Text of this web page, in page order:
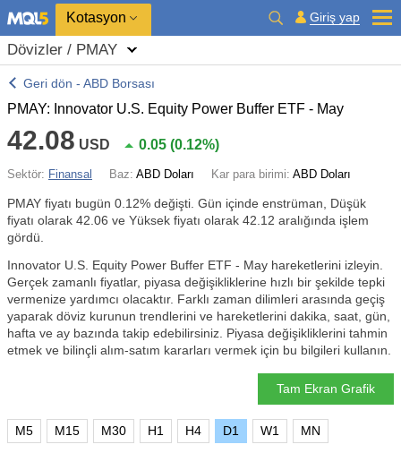
Kotasyon Giriş yap
Dövizler / PMAY
Geri dön - ABD Borsası
PMAY: Innovator U.S. Equity Power Buffer ETF - May
42.08 USD 0.05 (0.12%)
Sektör: Finansal Baz: ABD Doları Kar para birimi: ABD Doları
PMAY fiyatı bugün 0.12% değişti. Gün içinde enstrüman, Düşük
fiyatı olarak 42.06 ve Yüksek fiyatı olarak 42.12 aralığında işlem
gördü.
Innovator U.S. Equity Power Buffer ETF - May hareketlerini izleyin.
Gerçek zamanlı fiyatlar, piyasa değişikliklerine hızlı bir şekilde tepki
vermenize yardımcı olacaktır. Farklı zaman dilimleri arasında geçiş
yaparak döviz kurunun trendlerini ve hareketlerini dakika, saat, gün,
hafta ve ay bazında takip edebilirsiniz. Piyasa değişikliklerini tahmin
etmek ve bilinçli alım-satım kararları vermek için bu bilgileri kullanın.
Tam Ekran Grafik
M5 M15 M30 H1 H4 D1 W1 MN